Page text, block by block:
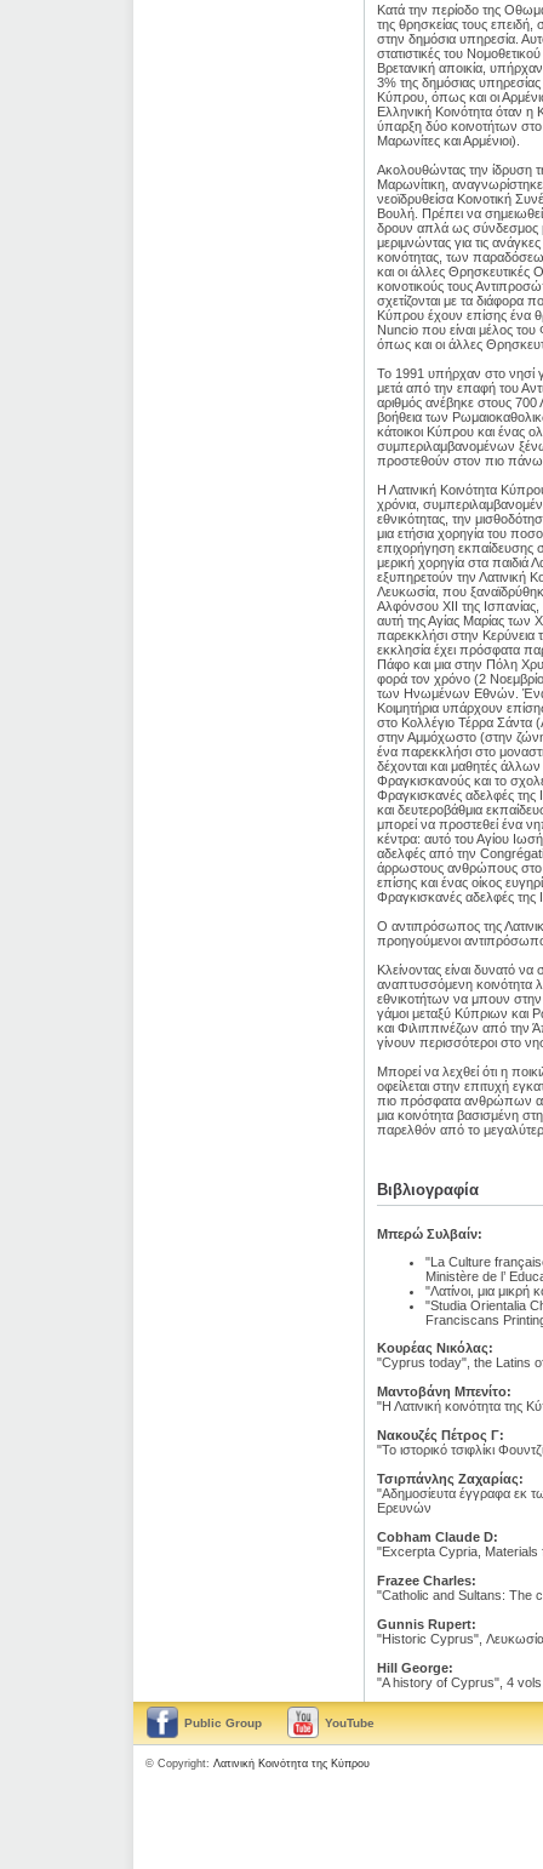
Κατά την περίοδο της
της θρησκείας τους
στην δημόσια υπηρεσία.
στατιστικές του
Βρετανική αποικία,
3% της δημόσιας
Κύπρου, όπως και οι
Ελληνική Κοινότητα όταν η
ύπαρξη δύο κοινοτήτων στο
Μαρωνίτες και Αρμένιοι).
Ακολουθώντας την ίδρυση
Μαρωνίτικη,
νεοϊδρυθείσα Κοινοτική
Βουλή. Πρέπει να σημειωθεί
δρουν απλά ως σύνδεσμος
μεριμνώντας για τις
κοινότητας, των
και οι άλλες Θρησκευτικές
κοινοτικούς τους
σχετίζονται με τα διάφορα
Κύπρου έχουν επίσης ένα
Nuncio που είναι μέλος του
όπως και οι άλλες
Το 1991 υπήρχαν στο νησί
μετά από την επαφή του
αριθμός ανέβηκε στους
βοήθεια των
κάτοικοι Κύπρου και ένας
συμπεριλαμβανομένων
προστεθούν στον πιο πάνω
Η Λατινική Κοινότητα
χρόνια,
εθνικότητας, την
μια ετήσια χορηγία του
επιχορήγηση εκπαίδευσης
μερική χορηγία στα παιδιά
εξυπηρετούν την Λατινική
Λευκωσία, που
Αλφόνσου ΧΙΙ της
αυτή της Αγίας Μαρίας των
παρεκκλήσι στην Κερύνεια
εκκλησία έχει πρόσφατα
Πάφο και μια στην Πόλη
φορά τον χρόνο (2
των Ηνωμένων Εθνών. Ένα
Κοιμητήρια υπάρχουν
στο Κολλέγιο Τέρρα Σάντα
στην Αμμόχωστο (στην
ένα παρεκκλήσι στο
δέχονται και μαθητές
Φραγκισκανούς και το
Φραγκισκανές αδελφές της
και δευτεροβάθμια
μπορεί να προστεθεί ένα
κέντρα: αυτό του Αγίου
αδελφές από την
άρρωστους ανθρώπους στο
επίσης και ένας οίκος
Φραγκισκανές αδελφές της
Ο αντιπρόσωπος της
προηγούμενοι αντιπρόσωποι
Κλείνοντας είναι δυνατό
αναπτυσσόμενη κοινότητα
εθνικοτήτων να μπουν
γάμοι μεταξύ Κύπριων και
και Φιλιππινέζων από την
γίνουν περισσότεροι στο
Μπορεί να λεχθεί ότι η
οφείλεται στην επιτυχή
πιο πρόσφατα ανθρώπων
μια κοινότητα βασισμένη
παρελθόν από το
Βιβλιογραφία
Μπερώ Συλβαίν:
"La Culture
Ministère de l’
"Λατίνοι, μια
"Studia Orientalia
Franciscans
Κουρέας Νικόλας:
"Cyprus today", the Latins
Μαντοβάνη Μπενίτο:
"Η Λατινική κοινότητα της
Νακουζές Πέτρος Γ:
"To ιστορικό τσιφλίκι
Τσιρπάνλης Ζαχαρίας:
"Αδημοσίευτα έγγραφα εκ
Ερευνών
Cobham Claude D:
"Excerpta Cypria,
Frazee Charles:
"Catholic and Sultans: The
Gunnis Rupert:
"Historic Cyprus",
Hill George:
"A history of Cyprus", 4
Public Group YouTube
© Copyright: Λατινική Κοινότητα της Κύπρου